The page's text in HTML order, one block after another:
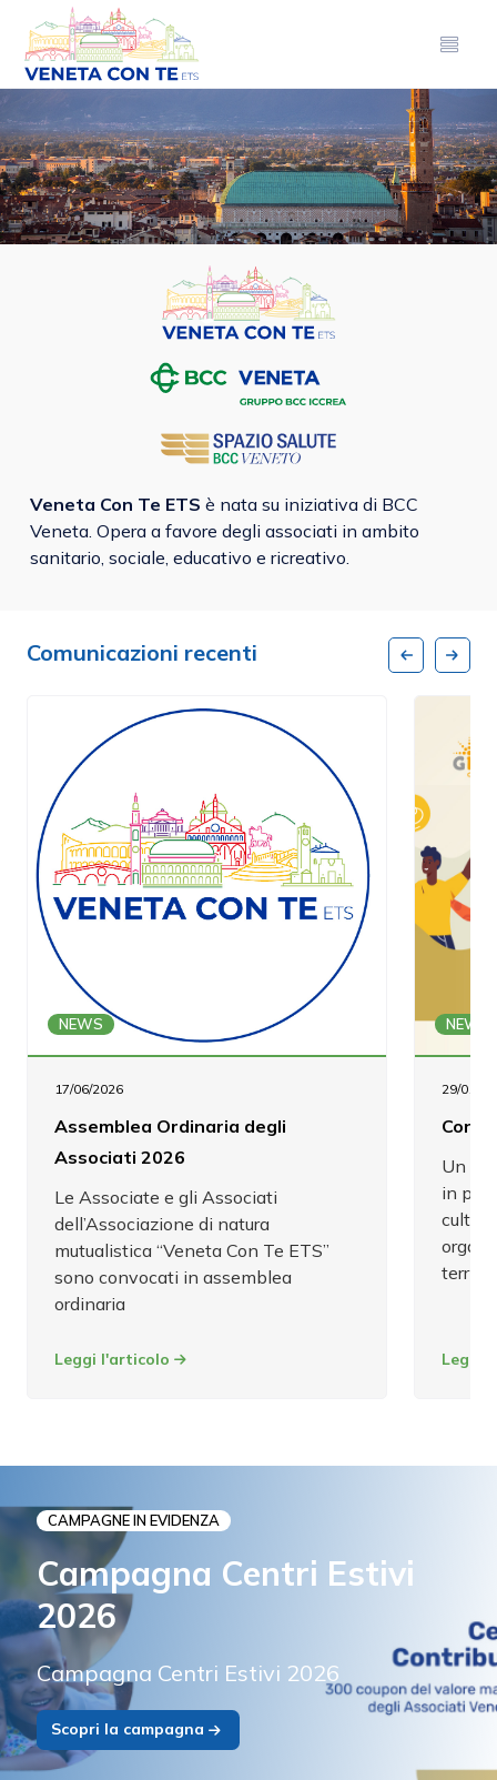
Veneta Con Te ETS è nata su iniziativa di BCC
Veneta. Opera a favore degli associati in ambito
sanitario, sociale, educativo e ricreativo.
Comunicazioni recenti
NEWS
17/06/2026
Assemblea Ordinaria degli
Associati 2026
Le Associate e gli Associati
dell’Associazione di natura
mutualistica “Veneta Con Te ETS”
sono convocati in assemblea
ordinaria
Leggi l'articolo
NEWS
29/01/
Con
Un
in
Leggi
CAMPAGNE IN EVIDENZA
Campagna Centri Estivi
2026
Campagna Centri Estivi 2026
Scopri la campagna